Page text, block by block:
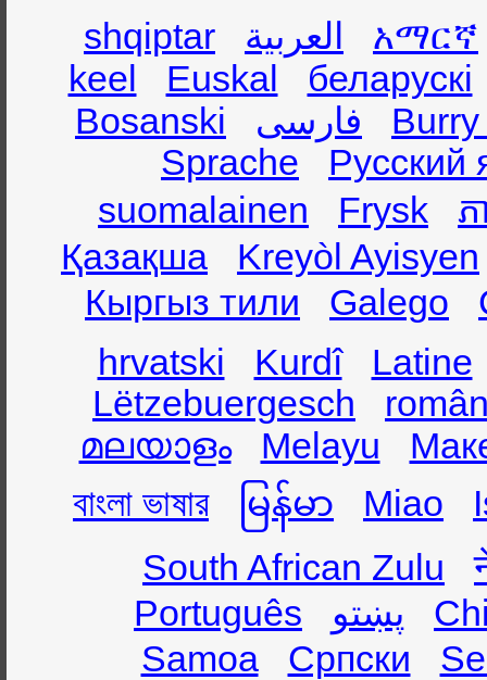
shqiptar العربية
አማርኛ
keel
Euskal
беларускі
Bosanski
فارسی
Sprache
Русский
suomalainen
Frysk
ភ
Қазақша
Kreyòl Ayisyen
Кыргыз тили
Galego
hrvatski
Kurdî
Latine
Lëtzebuergesch
മലയാളം
Melayu
বাংলা ভাষার
မြန်မာ Miao
South African Zulu
Português
پښتو
Samoa
Српски